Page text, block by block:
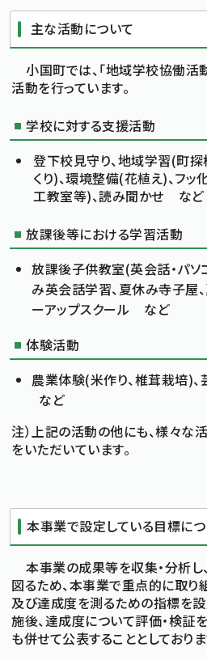
主な活動について
小国町では、「地域学校協働活
活動を行っています。
学校に対する支援活動
登下校見守り、地域学習(町
くり)、環境整備(花植え)、フ
工教室等)、読み聞かせ など
放課後等における学習活動
放課後子供教室(英会話・パソ
み英会話学習、夏休み寺子屋
ーアップスクール など
体験活動
農業体験(米作り、椎茸栽培)
など
注）上記の活動の他にも、様々な
をいただいています。
本事業で設定している目標に
本事業の成果等を収集・分析し
図るため、本事業で重点的に取
及び達成度を測るための指標を設
施後、達成度について評価・検証
も併せて公表することとしておりま